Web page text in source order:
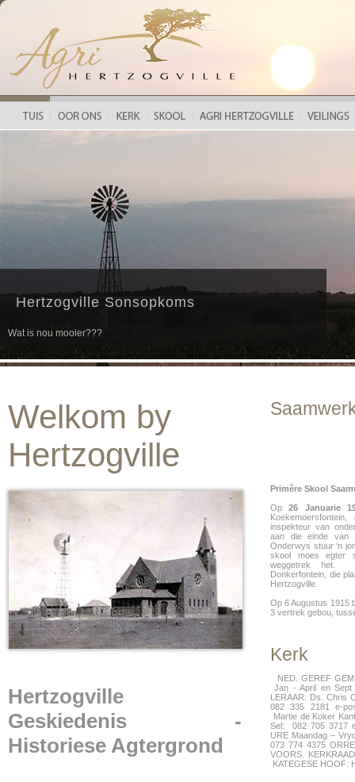
Hertzogville Sonsopkoms
Wat is nou mooier???
HERTZOGVILLE LANDBOUFEES 2018
Welkom by
Hertzogville
Hertzogville
Geskiedenis -
Historiese Agtergrond
Primêre Skool
Op26 Januarie
inspekteur van
aan die einde van
Onderwys stuur ‘n
skool moes egter
weggetrek het.
Donkerfontein, die
Hertzogville.
Op 6 Augustus 1915
3 vertrek gebou,
Kerk
NED. GEREF
Jan - April en
LERAAR: Ds. Chris
082 335 2181 e-
Martie de Koker
Sel: 082 705 3717
URE Maandag –
073 774 4375
VOORS.
KATEGESE HOOF: